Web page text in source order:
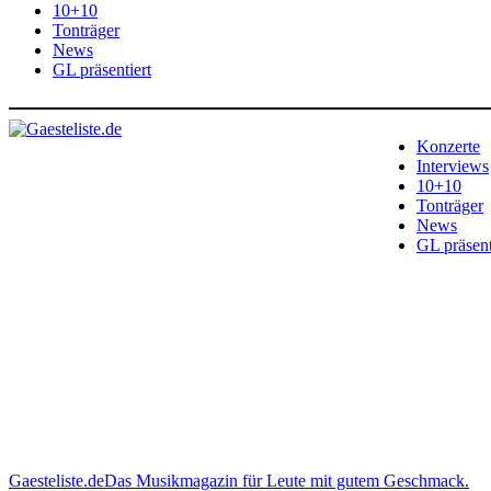
10+10
Tonträger
News
GL präsentiert
Konzerte
Interviews
10+10
Tonträger
News
GL
Gaesteliste.deDas Musikmagazin für Leute mit gutem Geschmack.